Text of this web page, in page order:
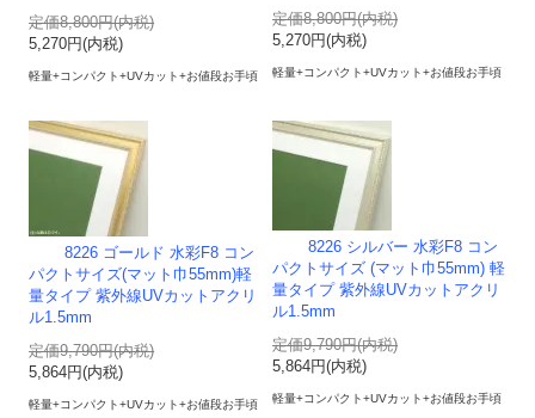
定価8,800円(内税)
5,270円(内税)
軽量+コンパクト+UVカット+お値段お手頃
定価8,800円(内税)
5,270円(内税)
軽量+コンパクト+UVカット+お値段お手頃
8226 ゴールド 水彩F8 コン
パクトサイズ(マット巾55mm)軽
量タイプ 紫外線UVカットアクリ
ル1.5mm
定価9,790円(内税)
5,864円(内税)
軽量+コンパクト+UVカット+お値段お手頃
8226 シルバー 水彩F8 コン
パクトサイズ (マット巾55mm) 軽
量タイプ 紫外線UVカットアクリ
ル1.5mm
定価9,790円(内税)
5,864円(内税)
軽量+コンパクト+UVカット+お値段お手頃